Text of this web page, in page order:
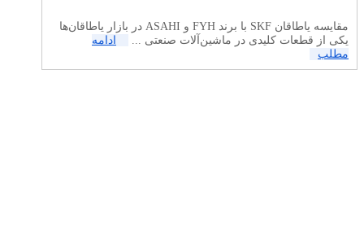
مقایسه یاطاقان SKF با برند FYH و ASAHI در بازار یاطاقان‌ها
یکی از قطعات کلیدی در ماشین‌آلات صنعتی ...
ادامه
مطلب